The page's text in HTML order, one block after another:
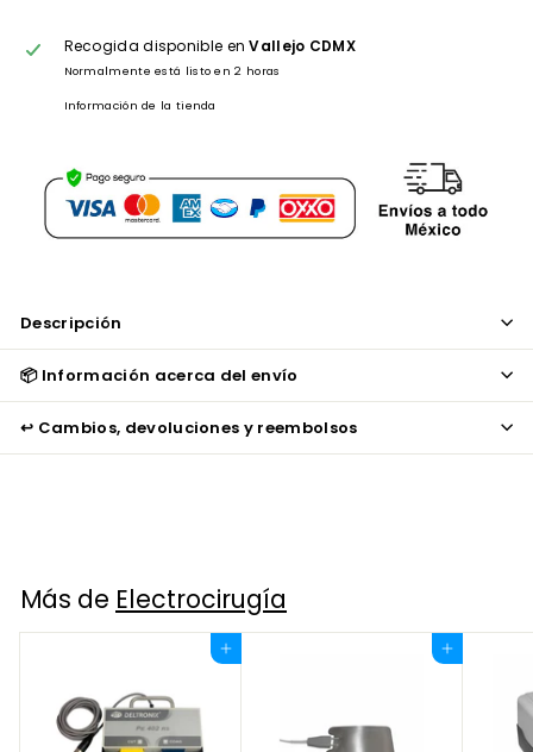
Recogida disponible enVallejo CDMX
Normalmente está listo en 2 horas
Información de la tienda
Descripción
📦 Información acerca del envío
↩️ Cambios, devoluciones y reembolsos
Más de Electrocirugía
Agregar al carrito Agregar al carrito